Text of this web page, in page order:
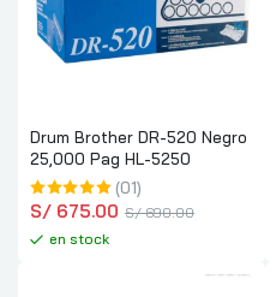
Drum Brother DR-520 Negro
25,000 Pag HL-5250
(01)
S/ 690.00
S/ 675.00
en stock